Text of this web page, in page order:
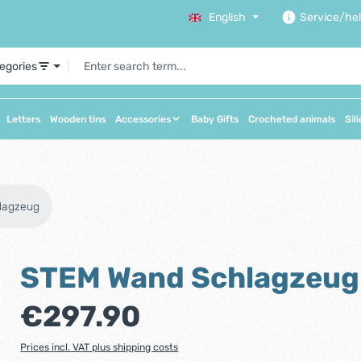
English Service/
Letters Wooden tins Accessories Baby Gifts Crocheted animals
STEM Wand Schlagzeug
Regular price:
€297.90
Prices incl. VAT plus shipping costs